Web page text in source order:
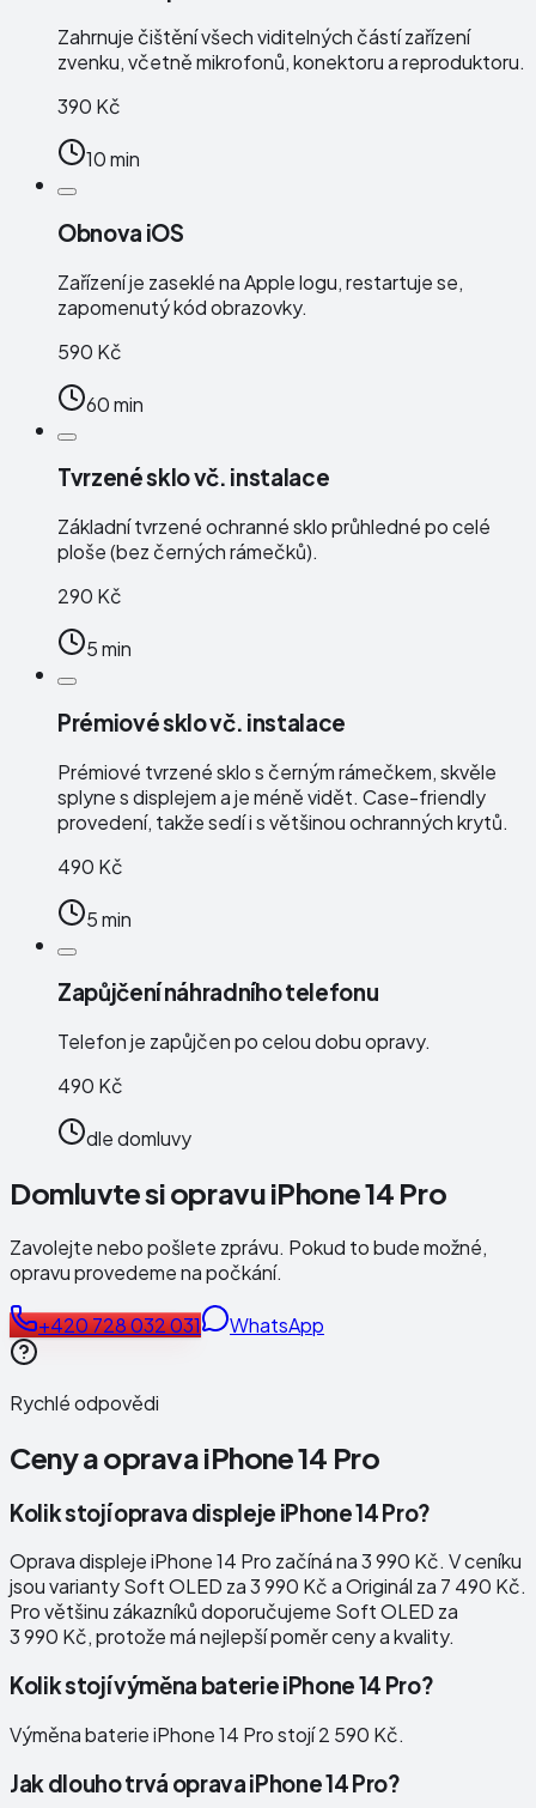
Zahrnuje čištění všech viditelných částí zařízení
zvenku, včetně mikrofonů, konektoru a reproduktoru.
390 Kč
10 min
Obnova iOS
Zařízení je zaseklé na Apple logu, restartuje se,
zapomenutý kód obrazovky.
590 Kč
60 min
Tvrzené sklo vč. instalace
Základní tvrzené ochranné sklo průhledné po celé
ploše (bez černých rámečků).
290 Kč
5 min
Prémiové sklo vč. instalace
Prémiové tvrzené sklo s černým rámečkem, skvěle
splyne s displejem a je méně vidět. Case-friendly
provedení, takže sedí i s většinou ochranných krytů.
490 Kč
5 min
Zapůjčení náhradního telefonu
Telefon je zapůjčen po celou dobu opravy.
490 Kč
dle domluvy
Domluvte si opravu iPhone 14 Pro
Zavolejte nebo pošlete zprávu. Pokud to bude možné,
opravu provedeme na počkání.
+420 728 032 031 WhatsApp
Rychlé odpovědi
Ceny a opravaiPhone 14 Pro
Kolik stojí oprava displeje iPhone 14 Pro?
Oprava displeje iPhone 14 Pro začíná na 3 990 Kč. V ceníku
jsou varianty Soft OLED za 3 990 Kč a Originál za 7 490 Kč.
Pro většinu zákazníků doporučujeme Soft OLED za
3 990 Kč, protože má nejlepší poměr ceny a kvality.
Kolik stojí výměna baterie iPhone 14 Pro?
Výměna baterie iPhone 14 Pro stojí 2 590 Kč.
Jak dlouho trvá oprava iPhone 14 Pro?